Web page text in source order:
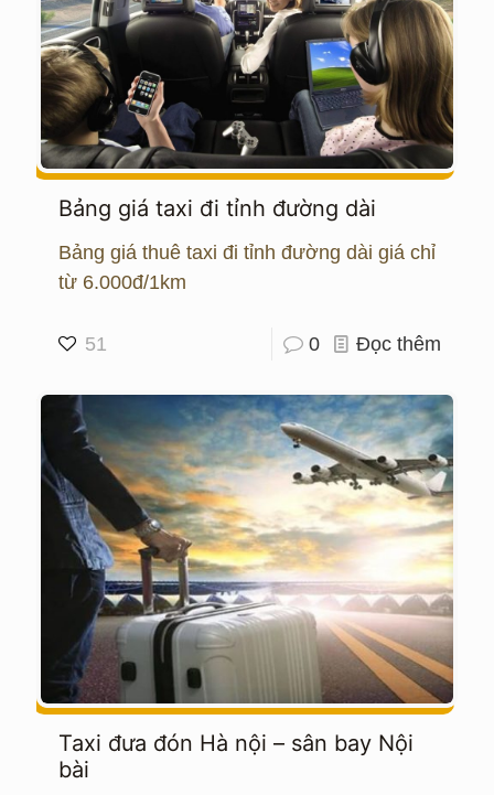
Bảng giá taxi đi tỉnh đường dài
Bảng giá thuê taxi đi tỉnh đường dài giá chỉ
từ 6.000đ/1km
51 0 Đọc thêm
Taxi đưa đón Hà nội – sân bay Nội
bài